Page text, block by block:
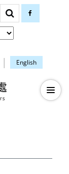
搜尋 facebook
English
華梵大學智慧
—
—
—